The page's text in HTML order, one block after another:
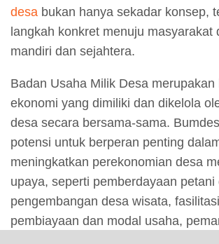
desa bukan hanya sekadar konsep,
langkah konkret menuju masyarakat
mandiri dan sejahtera.
Badan Usaha Milik Desa merupakan
ekonomi yang dimiliki dan dikelola
desa secara bersama-sama.
potensi untuk berperan penting
meningkatkan perekonomian desa
upaya, seperti pemberdayaan petani
pengembangan desa wisata,
pembiayaan dan modal usaha,